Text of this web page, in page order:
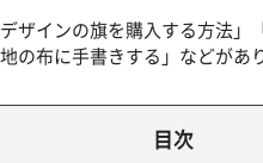
ザインの旗を購入する方法」
の布に手書きする」などがあ
目次